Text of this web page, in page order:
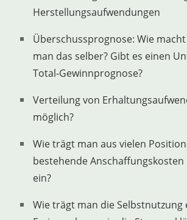
Herstellungsaufwendungen
Überschussprognose: Wie
man das selber? Gibt es einen
Total-Gewinnprognose?
Verteilung von
möglich?
Wie trägt man aus vielen
bestehende Anschaffungskosten
ein?
Wie trägt man die Selbstnutzung